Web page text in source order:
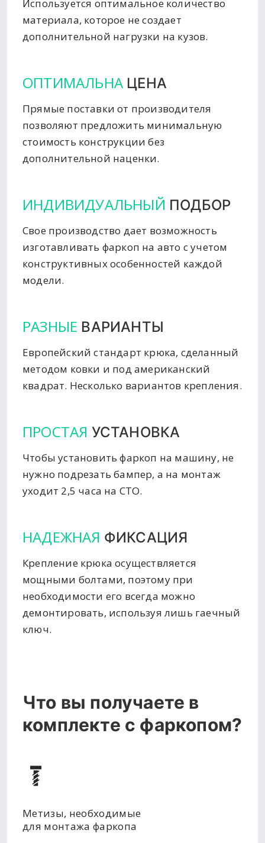
Используется оптимальное количество
материала, которое не создает
дополнительной нагрузки на кузов.
ОПТИМАЛЬНА ЦЕНА
Прямые поставки от производителя
позволяют предложить минимальную
стоимость конструкции без
дополнительной наценки.
ИНДИВИДУАЛЬНЫЙ ПОДБОР
Свое производство дает возможность
изготавливать фаркоп на авто с учетом
конструктивных особенностей каждой
модели.
РАЗНЫЕ ВАРИАНТЫ
Европейский стандарт крюка, сделанный
методом ковки и под американский
квадрат. Несколько вариантов крепления.
ПРОСТАЯ УСТАНОВКА
Чтобы установить фаркоп на машину, не
нужно подрезать бампер, а на монтаж
уходит 2,5 часа на СТО.
НАДЕЖНАЯ ФИКСАЦИЯ
Крепление крюка осуществляется
мощными болтами, поэтому при
необходимости его всегда можно
демонтировать, используя лишь гаечный
ключ.
Что вы получаете в
комплекте с фаркопом?
Метизы, необходимые
для монтажа фаркопа